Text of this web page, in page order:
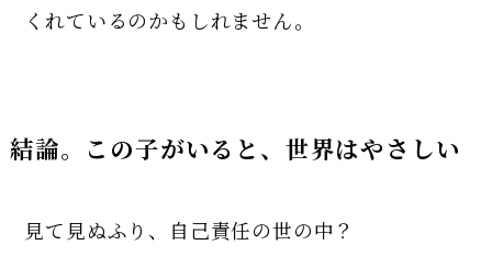
くれているのかもしれません。
結論。この子がいると、世界はやさしい
見て見ぬふり、自己責任の世の中？